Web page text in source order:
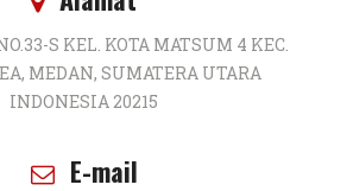
S KEL. KOTA MATSUM 4 KEC.
MEDAN, SUMATERA UTARA
INDONESIA 20215
E-mail